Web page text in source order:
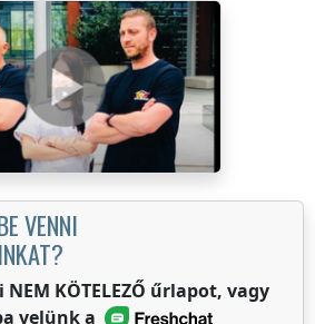
VENNI
KÖTELEZŐ űrlapot, vagy
velünk a